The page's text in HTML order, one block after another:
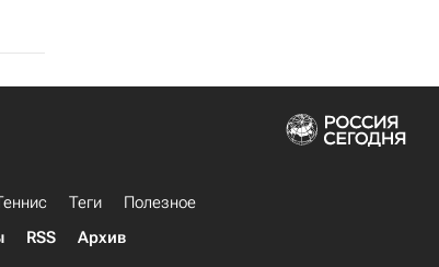
Теги
Полезное
RSS Архив